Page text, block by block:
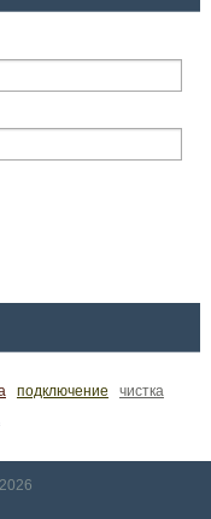
подключение
чистка